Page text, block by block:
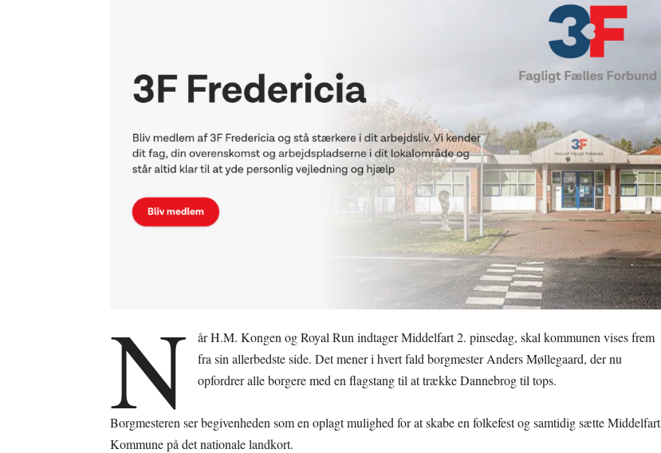
N
år H.M. Kongen og Royal Run indtager Middelfart 2. pinsedag, skal kommunen vises frem
fra sin allerbedste side. Det mener i hvert fald borgmester Anders Møllegaard, der nu
opfordrer alle borgere med en flagstang til at trække Dannebrog til tops.
Borgmesteren ser begivenheden som en oplagt mulighed for at skabe en folkefest og samtidig sætte Middelfart
Kommune på det nationale landkort.